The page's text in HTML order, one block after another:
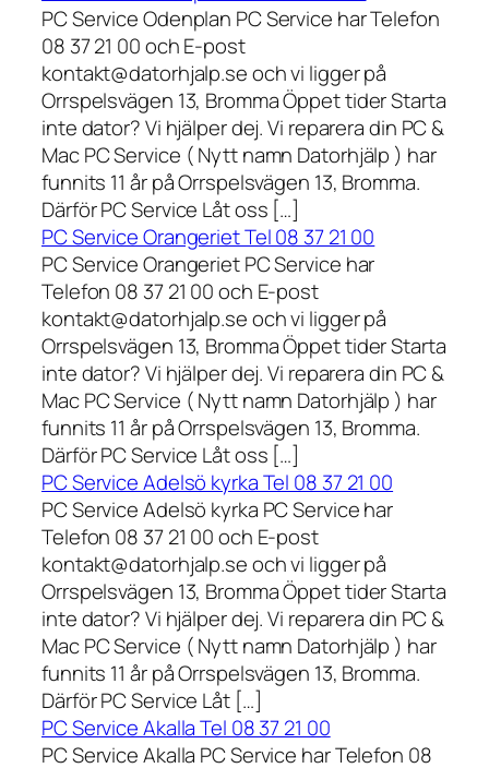
PC Service Odenplan PC Service har Telefon
08 37 21 00 och E-post
kontakt@datorhjalp.se och vi ligger på
Orrspelsvägen 13, Bromma Öppet tider Starta
inte dator? Vi hjälper dej. Vi reparera din PC &
Mac PC Service ( Nytt namn Datorhjälp ) har
funnits 11 år på Orrspelsvägen 13, Bromma.
Därför PC Service Låt oss […]
PC Service Orangeriet Tel 08 37 21 00
PC Service Orangeriet PC Service har
Telefon 08 37 21 00 och E-post
kontakt@datorhjalp.se och vi ligger på
Orrspelsvägen 13, Bromma Öppet tider Starta
inte dator? Vi hjälper dej. Vi reparera din PC &
Mac PC Service ( Nytt namn Datorhjälp ) har
funnits 11 år på Orrspelsvägen 13, Bromma.
Därför PC Service Låt oss […]
PC Service Adelsö kyrka Tel 08 37 21 00
PC Service Adelsö kyrka PC Service har
Telefon 08 37 21 00 och E-post
kontakt@datorhjalp.se och vi ligger på
Orrspelsvägen 13, Bromma Öppet tider Starta
inte dator? Vi hjälper dej. Vi reparera din PC &
Mac PC Service ( Nytt namn Datorhjälp ) har
funnits 11 år på Orrspelsvägen 13, Bromma.
Därför PC Service Låt […]
PC Service Akalla Tel 08 37 21 00
PC Service Akalla PC Service har Telefon 08